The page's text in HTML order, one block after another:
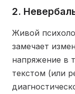
2.
Живой
замечает
напряжение в
текстом (или